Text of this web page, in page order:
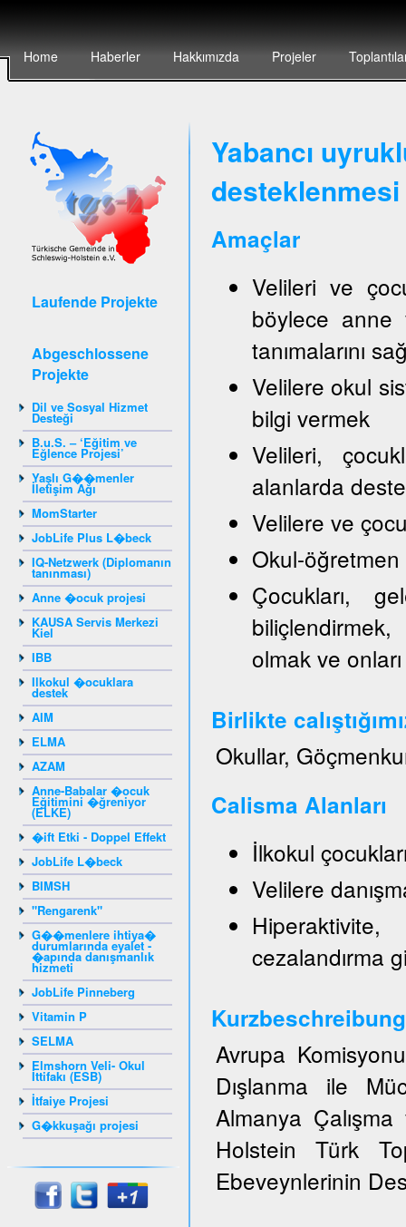
Home Haberler Hakkımızda Projeler
Laufende Projekte
Abgeschlossene
Projekte
Dil ve Sosyal Hizmet
Desteği
B.u.S. – ‘Eğitim ve
Eğlence Projesi’
Yaşlı G��menler
İletişim Ağı
MomStarter
JobLife Plus L�beck
IQ-Netzwerk (Diplomanın
tanınması)
Anne �ocuk projesi
KAUSA Servis Merkezi
Kiel
IBB
Ilkokul �ocuklara
destek
AIM
ELMA
AZAM
Anne-Babalar �ocuk
Eğitimini �ğreniyor
(ELKE)
�ift Etki - Doppel Effekt
JobLife L�beck
BIMSH
"Rengarenk"
G��menlere ihtiya�
durumlarında eyalet -
�apında danışmanlık
hizmeti
JobLife Pinneberg
Vitamin P
SELMA
Elmshorn Veli- Okul
İttifakı (ESB)
İtfaiye Projesi
G�kkuşağı projesi
Yabancı
Amaçlar
Velileri ve
böylece anne
tanımalarını
Velilere okul
bilgi vermek
Velileri,
alanlarda
Velilere ve
Okul-
Çocukları,
olmak ve
Birlikte
Okullar,
Calisma Alanları
İlkokul
Velilere
cezalandırma
Kurzbeschreibung
Avrupa
Dışlanma ile
Almanya
Holstein Türk
Ebeveynlerinin